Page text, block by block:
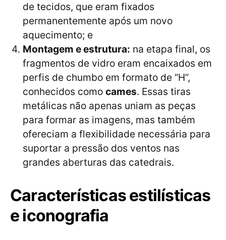
de tecidos, que eram fixados
permanentemente após um novo
aquecimento; e
Montagem e estrutura: na etapa final, os
fragmentos de vidro eram encaixados em
perfis de chumbo em formato de “H”,
conhecidos como cames. Essas tiras
metálicas não apenas uniam as peças
para formar as imagens, mas também
ofereciam a flexibilidade necessária para
suportar a pressão dos ventos nas
grandes aberturas das catedrais.
Características estilísticas
e iconografia